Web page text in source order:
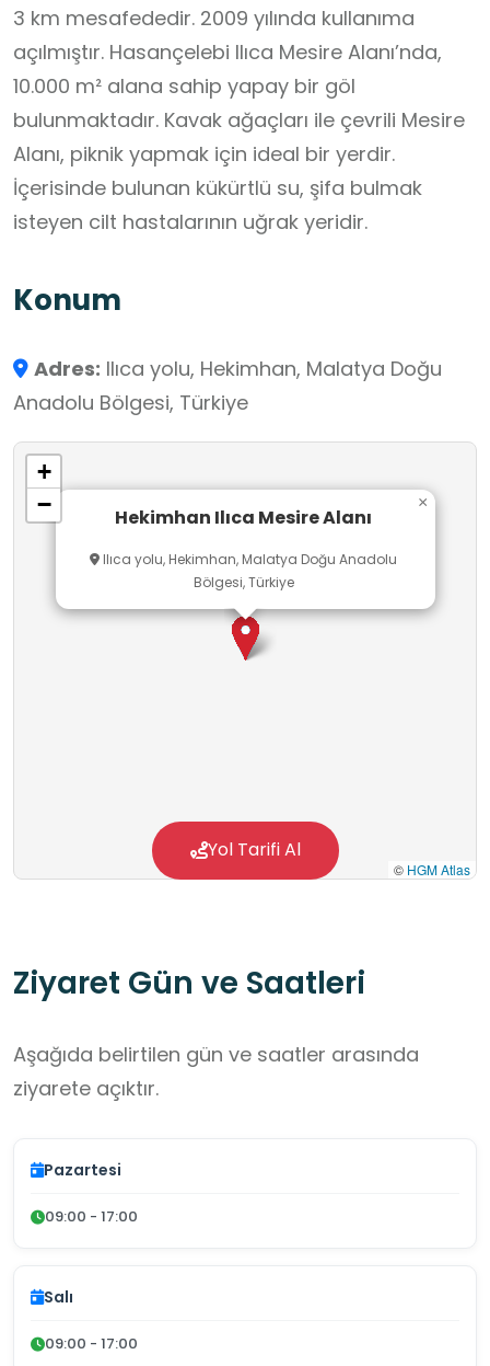
3 km mesafededir. 2009 yılında kullanıma
açılmıştır. Hasançelebi Ilıca Mesire Alanı’nda,
10.000 m² alana sahip yapay bir göl
bulunmaktadır. Kavak ağaçları ile çevrili Mesire
Alanı, piknik yapmak için ideal bir yerdir.
İçerisinde bulunan kükürtlü su, şifa bulmak
isteyen cilt hastalarının uğrak yeridir.
Konum
Adres: Ilıca yolu, Hekimhan, Malatya Doğu
Anadolu Bölgesi, Türkiye
Hekimhan Ilıca Mesire Alanı
Ilıca yolu, Hekimhan, Malatya Doğu Anadolu
Bölgesi, Türkiye
×
+
−
© HGM Atlas
Yol Tarifi Al
Ziyaret Gün ve Saatleri
Aşağıda belirtilen gün ve saatler arasında
ziyarete açıktır.
Pazartesi
09:00 - 17:00
Salı
09:00 - 17:00